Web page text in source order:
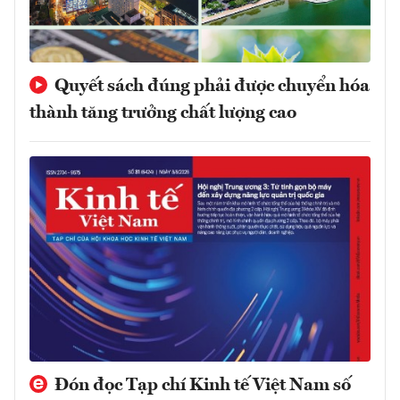
Quyết sách đúng phải được chuyển hóa
thành tăng trưởng chất lượng cao
Đón đọc Tạp chí Kinh tế Việt Nam số